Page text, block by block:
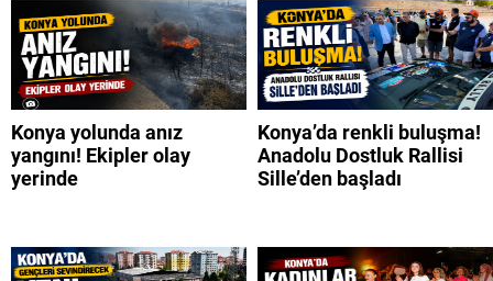
Konya yolunda anız
yangını! Ekipler olay
yerinde
Konya’da renkli buluşma!
Anadolu Dostluk Rallisi
Sille’den başladı